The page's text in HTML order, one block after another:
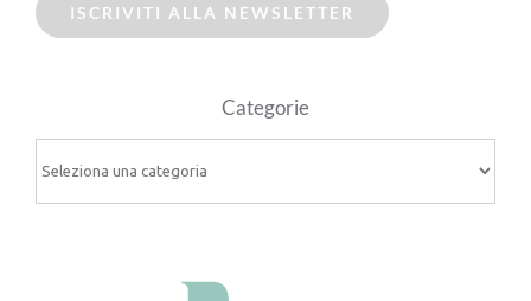
ISCRIVITI ALLA NEWSLETTER
Categorie